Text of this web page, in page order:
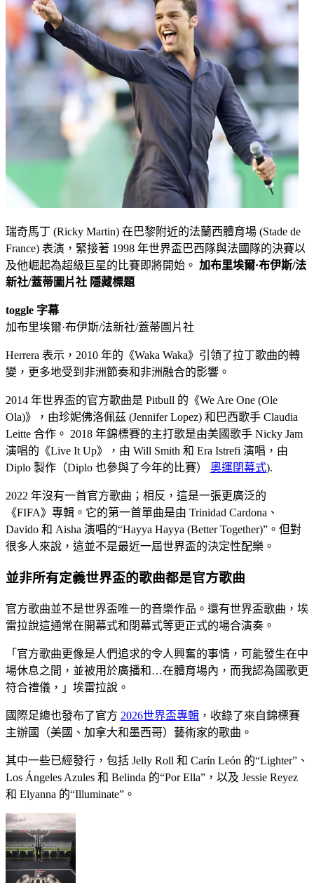
瑞奇馬丁 (Ricky Martin) 在巴黎附近的法蘭西體育場 (Stade de
France) 表演，緊接著 1998 年世界盃巴西隊與法國隊的決賽以
及他崛起為超級巨星的比賽即將開始。 加布里埃爾·布伊斯/法
新社/蓋蒂圖片社 隱藏標題
toggle 字幕
加布里埃爾·布伊斯/法新社/蓋蒂圖片社
Herrera 表示，2010 年的《Waka Waka》引領了拉丁歌曲的轉
變，更多地受到非洲節奏和非洲融合的影響。
2014 年世界盃的官方歌曲是 Pitbull 的《We Are One (Ole
Ola)》，由珍妮佛洛佩茲 (Jennifer Lopez) 和巴西歌手 Claudia
Leitte 合作。 2018 年錦標賽的主打歌是由美國歌手 Nicky Jam
演唱的《Live It Up》，由 Will Smith 和 Era Istrefi 演唱，由
Diplo 製作（Diplo 也參與了今年的比賽） 奧運閉幕式).
2022 年沒有一首官方歌曲；相反，這是一張更廣泛的
《FIFA》專輯。它的第一首單曲是由 Trinidad Cardona、
Davido 和 Aisha 演唱的“Hayya Hayya (Better Together)”。但對
很多人來說，這並不是最近一屆世界盃的決定性配樂。
並非所有定義世界盃的歌曲都是官方歌曲
官方歌曲並不是世界盃唯一的音樂作品。還有世界盃歌曲，埃
雷拉說這通常在開幕式和閉幕式等更正式的場合演奏。
「官方歌曲更像是人們追求的令人興奮的事情，可能發生在中
場休息之間，並被用於廣播和…在體育場內，而我認為國歌更
符合禮儀，」埃雷拉說。
國際足總也發布了官方 2026世界盃專輯 ，收錄了來自錦標賽
主辦國（美國、加拿大和墨西哥）藝術家的歌曲。
其中一些已經發行，包括 Jelly Roll 和 Carín León 的“Lighter”、
Los Ángeles Azules 和 Belinda 的“Por Ella”，以及 Jessie Reyez
和 Elyanna 的“Illuminate”。